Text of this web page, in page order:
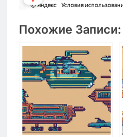
Похожие Записи: